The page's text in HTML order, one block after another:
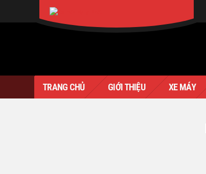
XIN CHÀO KHÁCH
TRANG CHỦ GIỚI THIỆU XE MÁY